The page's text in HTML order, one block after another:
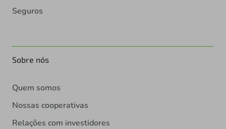
Seguros
Sobre nós
Quem somos
Nossas cooperativas
Relações com investidores